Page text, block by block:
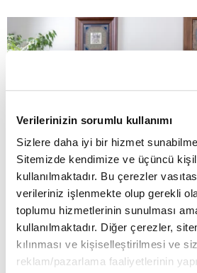
Verilerinizin sorumlu kullanımı
Sizlere daha iyi bir hizmet
Sitemizde kendimize ve üçüncü
kullanılmaktadır. Bu çerezler
verileriniz işlenmekte olup gerekli
toplumu hizmetlerinin sunulması
kullanılmaktadır. Diğer çerezler,
kılınması ve kişiselleştirilmesi ve
reklam/pazarlama faaliyetlerinin